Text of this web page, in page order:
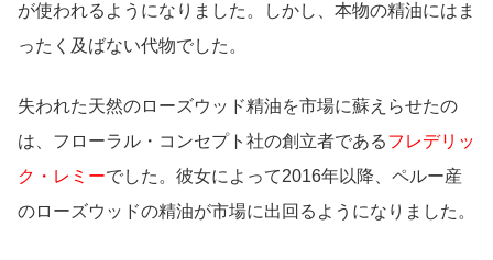
が使われるようになりました。しかし、本物の精油にはま
ったく及ばない代物でした。
失われた天然のローズウッド精油を市場に蘇えらせたの
は、フローラル・コンセプト社の創立者であるフレデリッ
ク・レミーでした。彼女によって2016年以降、ペルー産
のローズウッドの精油が市場に出回るようになりました。